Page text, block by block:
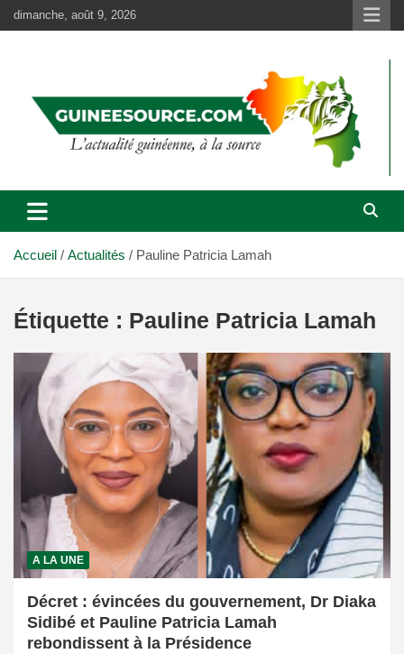
Aller
au
dimanche, août 9, 2026
Accueil Actualités Pauline Patricia Lamah
Étiquette : Pauline Patricia Lamah
A LA UNE
Décret : évincées du gouvernement, Dr Diaka
Sidibé et Pauline Patricia Lamah
rebondissent à la Présidence